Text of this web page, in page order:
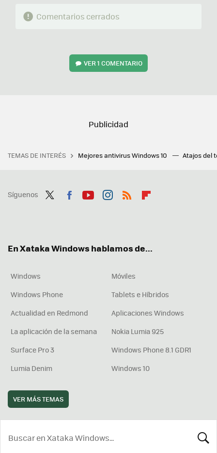
Comentarios cerrados
VER1 COMENTARIO
TEMAS DE INTERÉS Mejores antivirus Windows 10 Atajos del
Síguenos
En Xataka Windows hablamos de...
Windows
Móviles
Windows Phone
Tablets e Híbridos
Actualidad en Redmond
Aplicaciones Windows
La aplicación de la semana
Nokia Lumia 925
Surface Pro 3
Windows Phone 8.1 GDR1
Lumia Denim
Windows 10
VER MÁS TEMAS